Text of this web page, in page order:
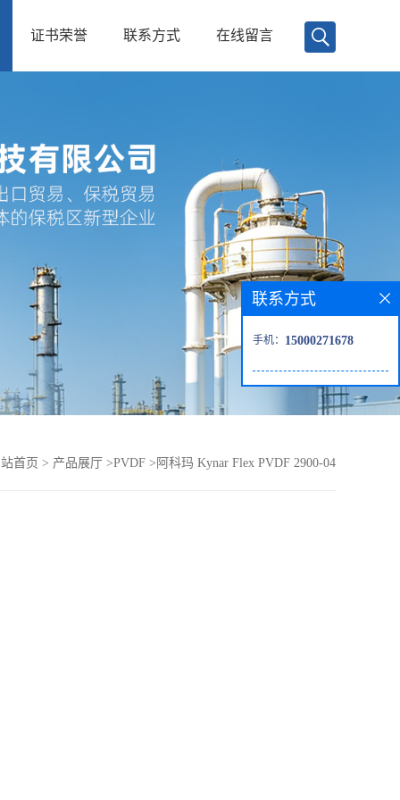
证书荣誉 联系方式 在线留言
首页 > 产品展厅 >PVDF > 阿科玛 Kynar Flex PVDF 2900-04
联系方式
手机： 15000271678